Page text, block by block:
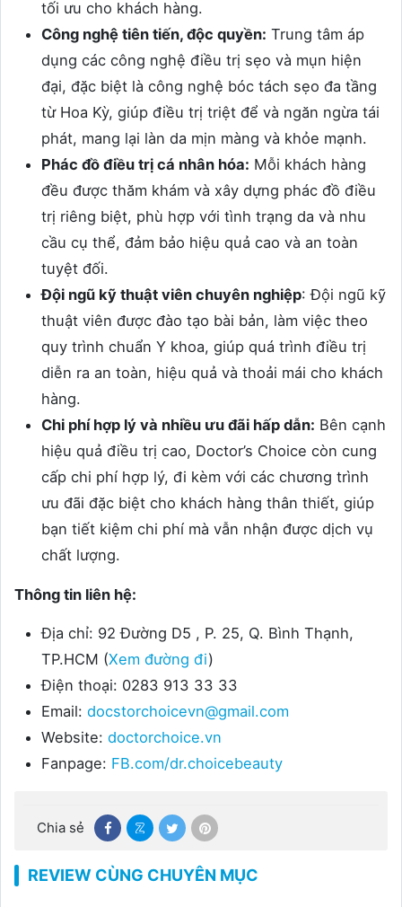
tối ưu cho khách hàng.
Công nghệ tiên tiến, độc quyền: Trung tâm áp
dụng các công nghệ điều trị sẹo và mụn hiện
đại, đặc biệt là công nghệ bóc tách sẹo đa tầng
từ Hoa Kỳ, giúp điều trị triệt để và ngăn ngừa tái
phát, mang lại làn da mịn màng và khỏe mạnh.
Phác đồ điều trị cá nhân hóa: Mỗi khách hàng
đều được thăm khám và xây dựng phác đồ điều
trị riêng biệt, phù hợp với tình trạng da và nhu
cầu cụ thể, đảm bảo hiệu quả cao và an toàn
tuyệt đối.
Đội ngũ kỹ thuật viên chuyên nghiệp: Đội ngũ kỹ
thuật viên được đào tạo bài bản, làm việc theo
quy trình chuẩn Y khoa, giúp quá trình điều trị
diễn ra an toàn, hiệu quả và thoải mái cho khách
hàng.
Chi phí hợp lý và nhiều ưu đãi hấp dẫn: Bên cạnh
hiệu quả điều trị cao, Doctor’s Choice còn cung
cấp chi phí hợp lý, đi kèm với các chương trình
ưu đãi đặc biệt cho khách hàng thân thiết, giúp
bạn tiết kiệm chi phí mà vẫn nhận được dịch vụ
chất lượng.
Thông tin liên hệ:
Địa chỉ: 92 Đường D5 , P. 25, Q. Bình Thạnh,
TP.HCM (Xem đường đi)
Điện thoại: 0283 913 33 33
Email: docstorchoicevn@gmail.com
Website: doctorchoice.vn
Fanpage: FB.com/dr.choicebeauty
Chia sẻ
REVIEW CÙNG CHUYÊN MỤC